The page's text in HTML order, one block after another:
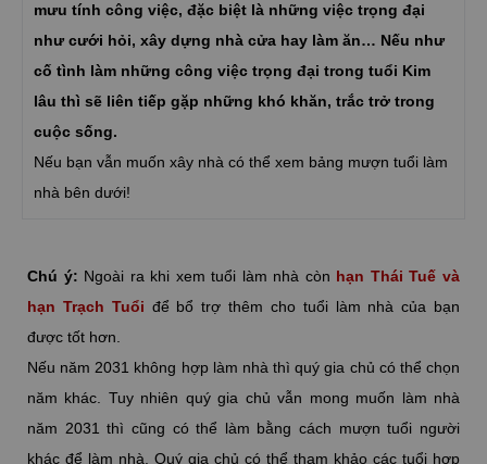
mưu tính công việc, đặc biệt là những việc trọng đại
như cưới hỏi, xây dựng nhà cửa hay làm ăn… Nếu như
cố tình làm những công việc trọng đại trong tuổi Kim
lâu thì sẽ liên tiếp gặp những khó khăn, trắc trở trong
cuộc sống.
Nếu bạn vẫn muốn xây nhà có thể xem bảng mượn tuổi làm
nhà bên dưới!
Chú ý: Ngoài ra khi xem tuổi làm nhà còn hạn Thái Tuế và
hạn Trạch Tuổi để bổ trợ thêm cho tuổi làm nhà của bạn
được tốt hơn.
Nếu năm 2031 không hợp làm nhà thì quý gia chủ có thể chọn
năm khác. Tuy nhiên quý gia chủ vẫn mong muốn làm nhà
năm 2031 thì cũng có thể làm bằng cách mượn tuổi người
khác để làm nhà. Quý gia chủ có thể tham khảo các tuổi hợp